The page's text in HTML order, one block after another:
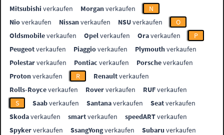
Mitsubishi verkaufen Morganverkaufen
N
Nioverkaufen Nissanverkaufen NSUverkaufen
O
Oldsmobileverkaufen Opelverkaufen Oraverkaufen
P
Peugeotverkaufen Piaggioverkaufen Plymouthverkaufen
Polestarverkaufen Pontiac verkaufen Porscheverkaufen
Protonverkaufen R Renaultverkaufen
Rolls-Royceverkaufen Roververkaufen RUFverkaufen
S
Saabverkaufen Santanaverkaufen Seatverkaufen
Skodaverkaufen smartverkaufen speedARTverkaufen
Spykerverkaufen SsangYongverkaufen Subaru verkaufen